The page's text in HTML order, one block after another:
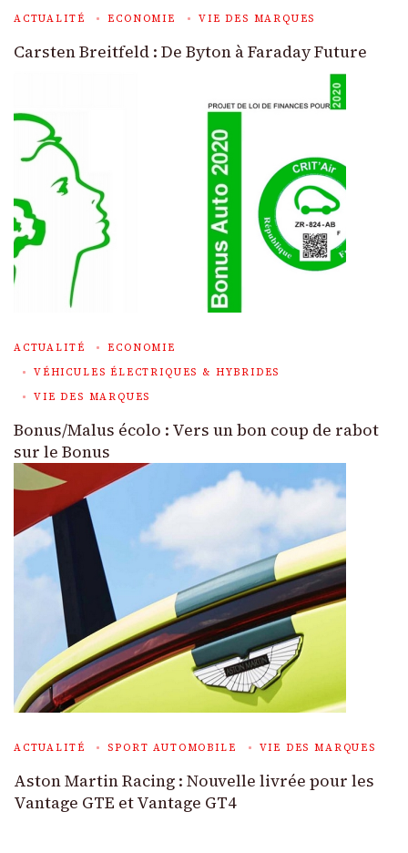
ACTUALITÉ ECONOMIE VIE DES MARQUES
Carsten Breitfeld : De Byton à Faraday Future
ACTUALITÉ
ECONOMIE
VÉHICULES ÉLECTRIQUES & HYBRIDES
VIE DES MARQUES
Bonus/Malus écolo : Vers un bon coup de rabot
sur le Bonus
ACTUALITÉ SPORT AUTOMOBILE VIE DES MARQUES
Aston Martin Racing : Nouvelle livrée pour les
Vantage GTE et Vantage GT4